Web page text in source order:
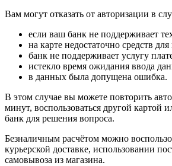
Вам могут отказать от авторизации в
если ваш банк не поддерживает
на карте недостаточно средств
банк не поддерживает услугу
истекло время ожидания ввода
в данных была допущена ошибка.
В этом случае вы можете повторить
минут, воспользоваться другой картой
банк для решения вопроса.
Безналичным расчётом можно
курьерской доставке, использовании
самовывоза из магазина.